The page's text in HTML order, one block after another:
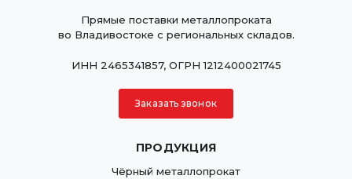
Прямые поставки металлопроката
во Владивостоке с региональных складов.
ИНН 2465341857, ОГРН 1212400021745
Заказать звонок
ПРОДУКЦИЯ
Чёрный металлопрокат